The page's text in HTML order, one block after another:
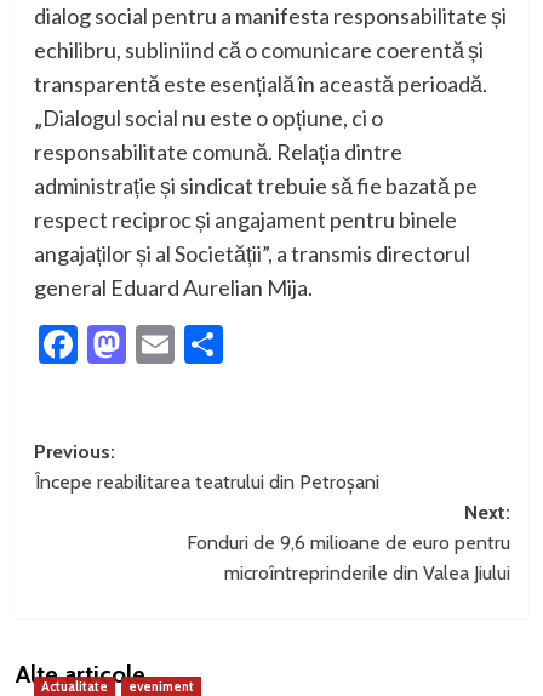
dialog social pentru a manifesta responsabilitate și
echilibru, subliniind că o comunicare coerentă și
transparentă este esențială în această perioadă.
„Dialogul social nu este o opțiune, ci o
responsabilitate comună. Relația dintre
administrație și sindicat trebuie să fie bazată pe
respect reciproc și angajament pentru binele
angajaților și al Societății”, a transmis directorul
general Eduard Aurelian Mija.
Facebook
Mastodon
EmailPartajează
Post
navigation
Previous:
Începe reabilitarea teatrului din Petroșani
Next:
Fonduri de 9,6 milioane de euro pentru
microîntreprinderile din Valea Jiului
Alte articole
Actualitate eveniment